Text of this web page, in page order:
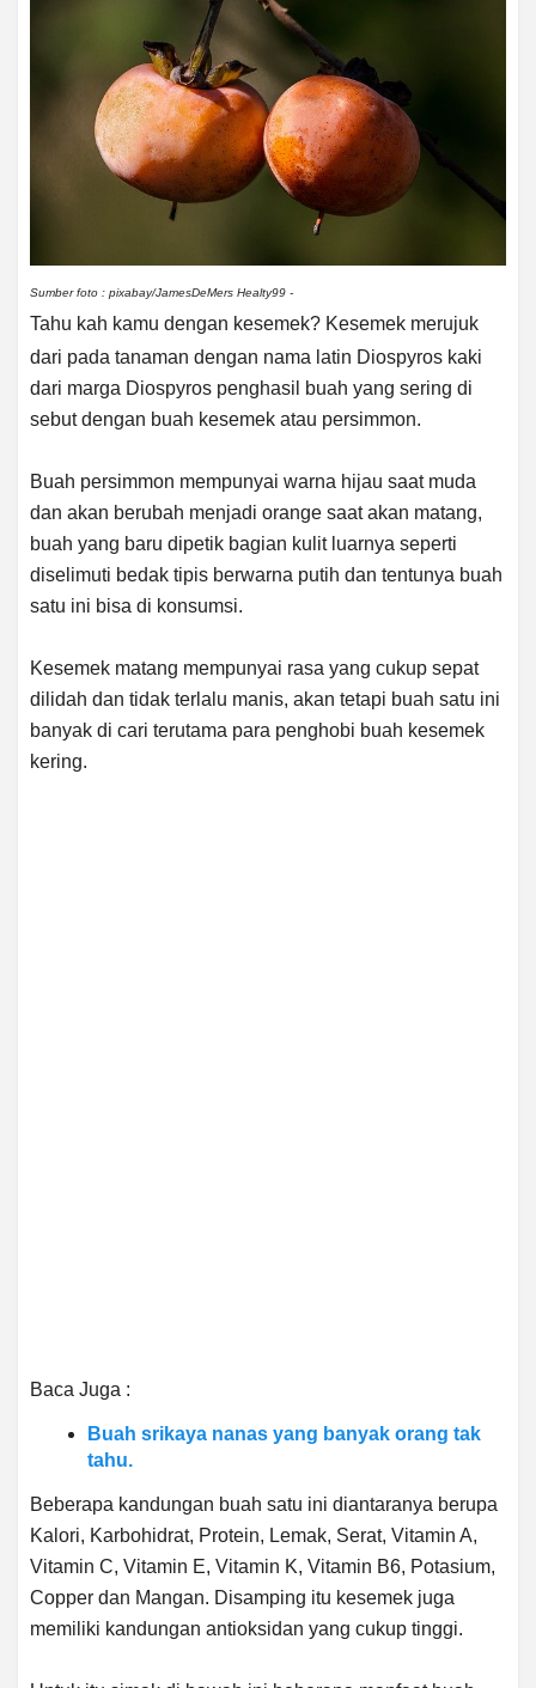
Sumber foto : pixabay/JamesDeMers Healty99 -
Tahu kah kamu dengan kesemek? Kesemek merujuk
dari pada tanaman dengan nama latin Diospyros kaki
dari marga Diospyros penghasil buah yang sering di
sebut dengan buah kesemek atau persimmon.
Buah persimmon mempunyai warna hijau saat muda
dan akan berubah menjadi orange saat akan matang,
buah yang baru dipetik bagian kulit luarnya seperti
diselimuti bedak tipis berwarna putih dan tentunya buah
satu ini bisa di konsumsi.
Kesemek matang mempunyai rasa yang cukup sepat
dilidah dan tidak terlalu manis, akan tetapi buah satu ini
banyak di cari terutama para penghobi buah kesemek
kering.
Baca Juga :
Buah srikaya nanas yang banyak orang tak
tahu.
Beberapa kandungan buah satu ini diantaranya berupa
Kalori, Karbohidrat, Protein, Lemak, Serat, Vitamin A,
Vitamin C, Vitamin E, Vitamin K, Vitamin B6, Potasium,
Copper dan Mangan. Disamping itu kesemek juga
memiliki kandungan antioksidan yang cukup tinggi.